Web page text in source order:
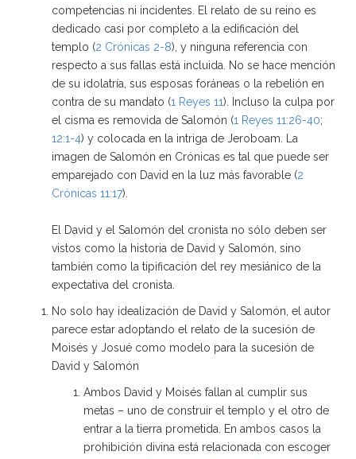
competencias ni incidentes. El relato de su reino es
dedicado casi por completo a la edificación del
templo (2 Crónicas 2-8), y ninguna referencia con
respecto a sus fallas está incluida. No se hace mención
de su idolatría, sus esposas foráneas o la rebelión en
contra de su mandato (1 Reyes 11). Incluso la culpa por
el cisma es removida de Salomón (1 Reyes 11:26-40;
12:1-4) y colocada en la intriga de Jeroboam. La
imagen de Salomón en Crónicas es tal que puede ser
emparejado con David en la luz más favorable (2
Crónicas 11:17).
El David y el Salomón del cronista no sólo deben ser
vistos como la historia de David y Salomón, sino
también como la tipificación del rey mesiánico de la
expectativa del cronista.
No solo hay idealización de David y Salomón, el autor
parece estar adoptando el relato de la sucesión de
Moisés y Josué como modelo para la sucesión de
David y Salomón
Ambos David y Moisés fallan al cumplir sus
metas – uno de construir el templo y el otro de
entrar a la tierra prometida. En ambos casos la
prohibición divina está relacionada con escoger